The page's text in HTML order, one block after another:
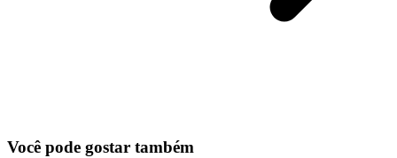
Você pode gostar também